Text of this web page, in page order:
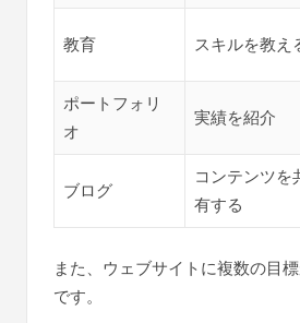
教育 スキルを教え
ポートフォリ
オ
実績を紹介
ブログ
コンテンツを
有する
また、ウェブサイトに複数の目
です。